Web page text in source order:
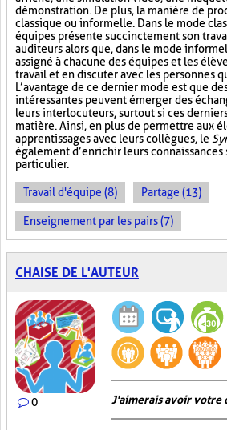
démonstration. De plus, la manière de
classique ou informelle. Dans le mode
équipes présente succinctement son
auditeurs alors que, dans le mode
assigné à chacune des équipes et les
travail et en discuter avec les personnes
L’avantage de ce dernier mode est que
intéressantes peuvent émerger des
leurs interlocuteurs, surtout si ces
matière. Ainsi, en plus de permettre aux
apprentissages avec leurs collègues, le
également d’enrichir leurs connaissances
particulier.
Travail d'équipe (8) Partage (13)
Enseignement par les pairs (7)
CHAISE DE L'AUTEUR
0 J'aimerais avoir votre